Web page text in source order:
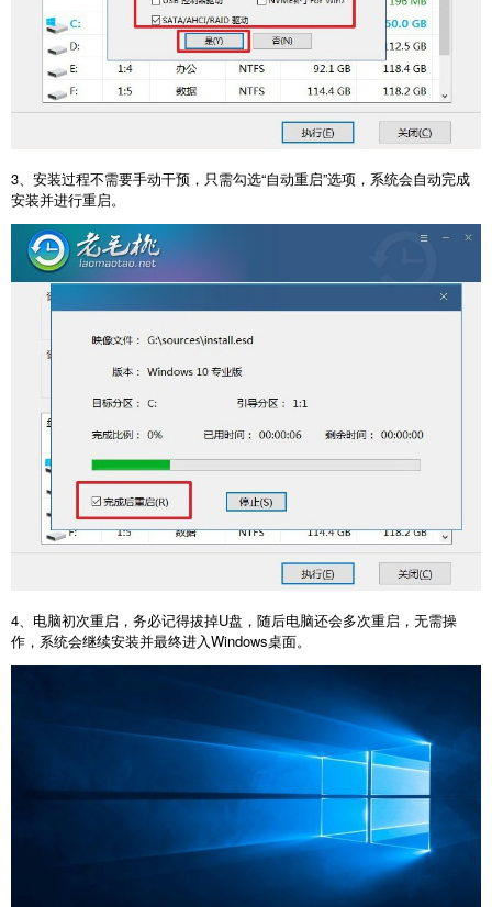
3、安装过程不需要手动干预，只需勾选“自动重启”选项，系统会自动完成
安装并进行重启。
4 、电脑初次重启，务必记得拔掉U盘，随后电脑还会多次重启，无需操
作，系统会继续安装并最终进入Windows桌面。